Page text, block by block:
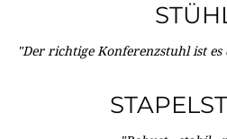
"Der richtige Konferenzstuhl ist